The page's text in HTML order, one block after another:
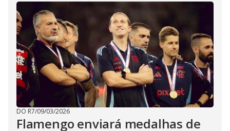
DO R7/09/03/2026
Flamengo enviará medalhas de